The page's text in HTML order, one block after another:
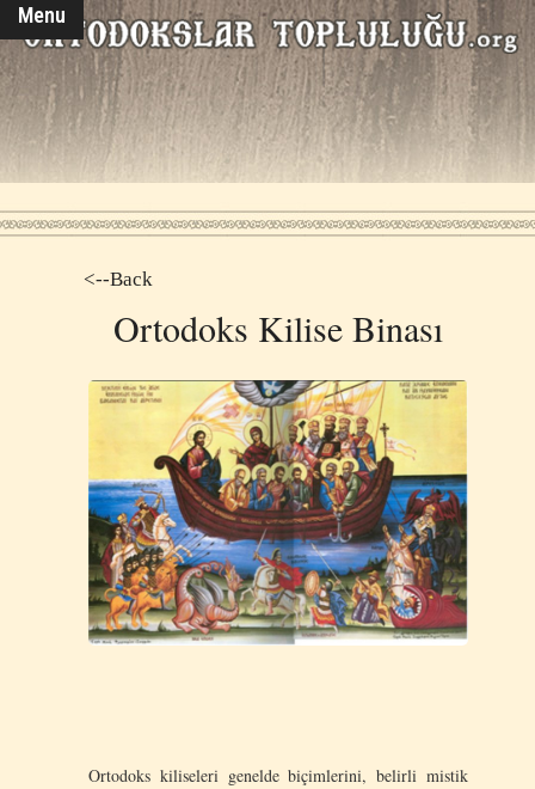
Menu
<--Back
Ortodoks Kilise Binası
Ortodoks kiliseleri genelde biçimlerini, belirli mistik